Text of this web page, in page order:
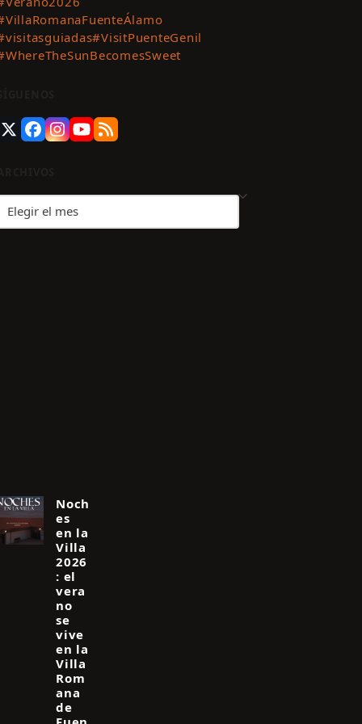
#VisitPuenteGenil
Twitter
Facebook
Instagram
YouTube
RSS
Archivos
Noch
es
en la
Villa
2026
: el
vera
no
se
vive
en la
Villa
Rom
ana
de